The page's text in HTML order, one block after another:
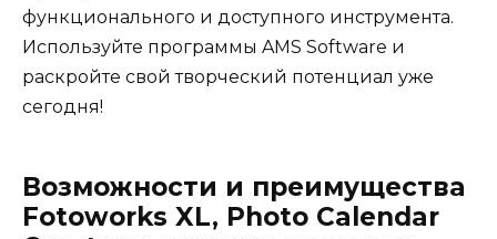
функционального и доступного инструмента.
Используйте программы AMS Software и
раскройте свой творческий потенциал уже
сегодня!
Возможности и преимущества
Fotoworks XL, Photo Calendar